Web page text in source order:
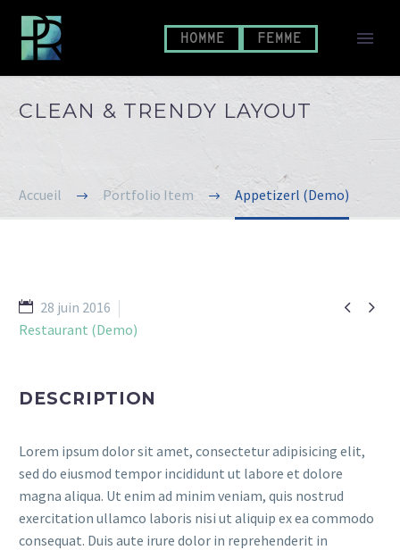
HOMME FEMME
CLEAN & TRENDY LAYOUT
Accueil Portfolio Item Appetizerl (Demo)
 
28 juin 2016
Restaurant (Demo)
DESCRIPTION
Lorem ipsum dolor sit amet, consectetur adipisicing elit,
sed do eiusmod tempor incididunt ut labore et dolore
magna aliqua. Ut enim ad minim veniam, quis nostrud
exercitation ullamco laboris nisi ut aliquip ex ea commodo
consequat. Duis aute irure dolor in reprehenderit in